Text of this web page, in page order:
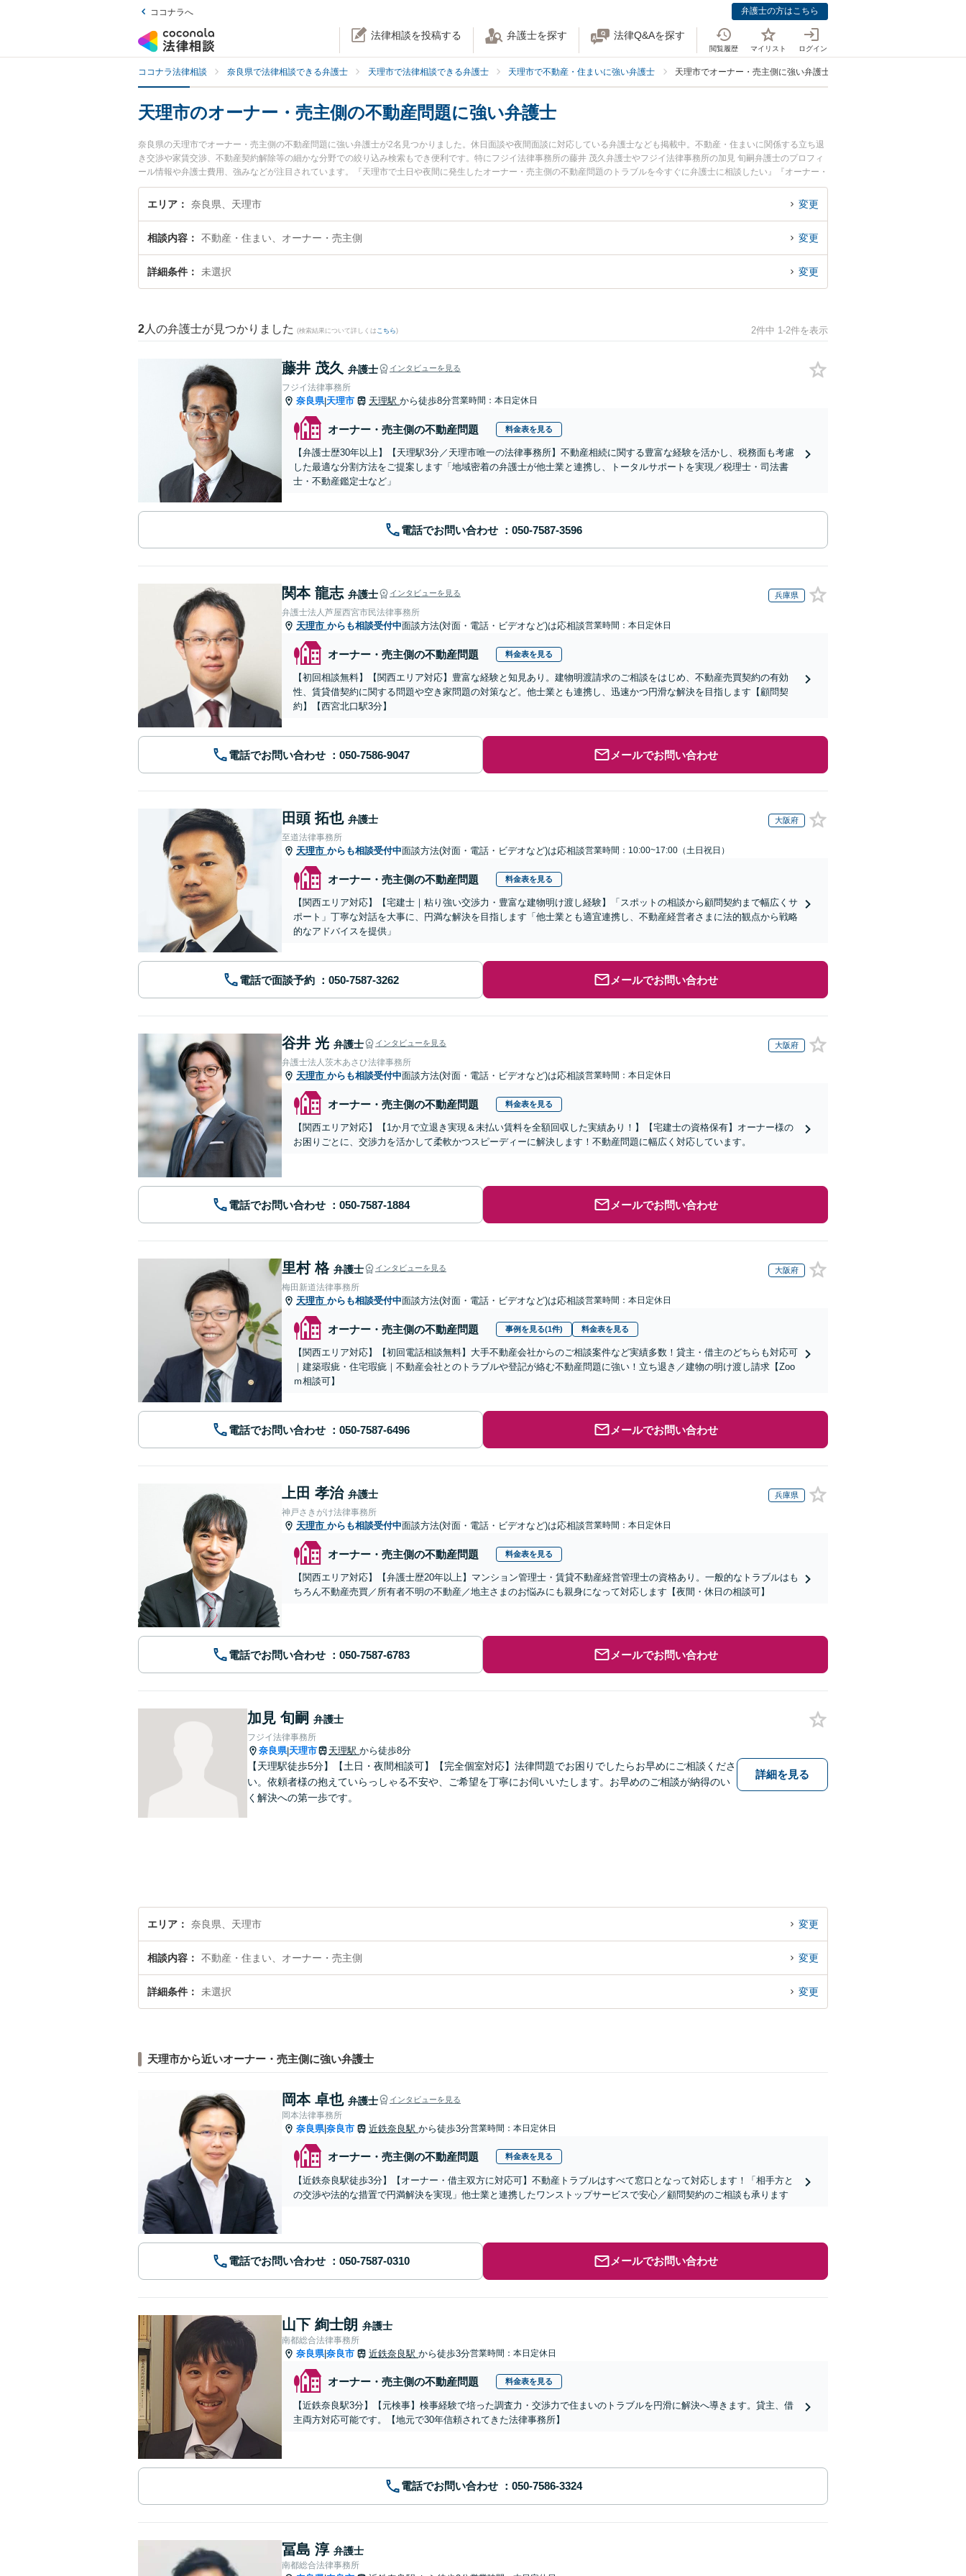
ココナラへ 弁護士の方はこちら
法律相談を投稿する 弁護士を探す 法律Q&Aを探す
閲覧履歴 マイリスト ログイン
ココナラ法律相談 奈良県で法律相談できる弁護士 天理市で法律相談できる弁護士 天理市で不動産・住まいに強い弁護士 天理市でオーナー・売主側に強い弁護士
天理市のオーナー・売主側の不動産問題に強い弁護士
奈良県の天理市でオーナー・売主側の不動産問題に強い弁護士が2名見つかりました。休日面談や夜間面談に対応している弁護士なども掲載中。不動産・住まいに関係する立ち退
き交渉や家賃交渉、不動産契約解除等の細かな分野での絞り込み検索もでき便利です。特にフジイ法律事務所の藤井 茂久弁護士やフジイ法律事務所の加見 旬嗣弁護士のプロフィ
ール情報や弁護士費用、強みなどが注目されています。『天理市で土日や夜間に発生したオーナー・売主側の不動産問題のトラブルを今すぐに弁護士に相談したい』『オーナー・
売主側の不動産問題のトラブル解決の実績豊富な近くの弁護士を検索したい』『初回相談無料でオーナー・売主側の不動産問題を法律相談できる天理市内の弁護士に相談予約した
い』などでお困りの相談者さんにおすすめです。
エリア 奈良県、天理市 変更
相談内容 不動産・住まい、オーナー・売主側 変更
詳細条件 未選択 変更
2 人の弁護士が見つかりました (検索結果について詳しくは こちら) 2件中 1-2件を表示
藤井 茂久 弁護士 インタビューを見る
フジイ法律事務所
奈良県|天理市 天理駅 から徒歩8分営業時間：本日定休日
オーナー・売主側の不動産問題 料金表を見る
【弁護士歴30年以上】【天理駅3分／天理市唯一の法律事務所】不動産相続に関する豊富な経験を活かし、税務面も考慮
した最適な分割方法をご提案します「地域密着の弁護士が他士業と連携し、トータルサポートを実現／税理士・司法書
士・不動産鑑定士など」
電話でお問い合わせ
関本 龍志 弁護士 インタビューを見る 兵庫県
弁護士法人芦屋西宮市民法律事務所
天理市 からも相談受付中面談方法(対面・電話・ビデオなど)は応相談営業時間：本日定休日
オーナー・売主側の不動産問題 料金表を見る
【初回相談無料】【関西エリア対応】豊富な経験と知見あり。建物明渡請求のご相談をはじめ、不動産売買契約の有効
性、賃貸借契約に関する問題や空き家問題の対策など。他士業とも連携し、迅速かつ円滑な解決を目指します【顧問契
約】【西宮北口駅3分】
電話でお問い合わせ メールでお問い合わせ
田頭 拓也 弁護士 大阪府
至道法律事務所
天理市 からも相談受付中面談方法(対面・電話・ビデオなど)は応相談営業時間：10:00~17:00（土日祝日）
オーナー・売主側の不動産問題 料金表を見る
【関西エリア対応】【宅建士｜粘り強い交渉力・豊富な建物明け渡し経験】「スポットの相談から顧問契約まで幅広くサ
ポート」丁寧な対話を大事に、円満な解決を目指します「他士業とも適宜連携し、不動産経営者さまに法的観点から戦略
的なアドバイスを提供」
電話で面談予約 メールでお問い合わせ
谷井 光 弁護士 インタビューを見る 大阪府
弁護士法人茨木あさひ法律事務所
天理市 からも相談受付中面談方法(対面・電話・ビデオなど)は応相談営業時間：本日定休日
オーナー・売主側の不動産問題 料金表を見る
【関西エリア対応】【1か月で立退き実現＆未払い賃料を全額回収した実績あり！】【宅建士の資格保有】オーナー様の
お困りごとに、交渉力を活かして柔軟かつスピーディーに解決します！不動産問題に幅広く対応しています。
電話でお問い合わせ メールでお問い合わせ
里村 格 弁護士 インタビューを見る 大阪府
梅田新道法律事務所
天理市 からも相談受付中面談方法(対面・電話・ビデオなど)は応相談営業時間：本日定休日
オーナー・売主側の不動産問題 事例を見る(1件) 料金表を見る
【関西エリア対応】【初回電話相談無料】大手不動産会社からのご相談案件など実績多数！貸主・借主のどちらも対応可
｜建築瑕疵・住宅瑕疵｜不動産会社とのトラブルや登記が絡む不動産問題に強い！立ち退き／建物の明け渡し請求【Zoo
ｍ相談可】
電話でお問い合わせ メールでお問い合わせ
上田 孝治 弁護士 兵庫県
神戸さきがけ法律事務所
天理市 からも相談受付中面談方法(対面・電話・ビデオなど)は応相談営業時間：本日定休日
オーナー・売主側の不動産問題 料金表を見る
【関西エリア対応】【弁護士歴20年以上】マンション管理士・賃貸不動産経営管理士の資格あり。一般的なトラブルはも
ちろん不動産売買／所有者不明の不動産／地主さまのお悩みにも親身になって対応します【夜間・休日の相談可】
電話でお問い合わせ メールでお問い合わせ
加見 旬嗣 弁護士
フジイ法律事務所
奈良県|天理市 天理駅 から徒歩8分
【天理駅徒歩5分】【土日・夜間相談可】【完全個室対応】法律問題でお困りでしたらお早めにご相談くださ
い。依頼者様の抱えていらっしゃる不安や、ご希望を丁寧にお伺いいたします。お早めのご相談が納得のい
く解決への第一歩です。
詳細を見る
エリア 奈良県、天理市 変更
相談内容 不動産・住まい、オーナー・売主側 変更
詳細条件 未選択 変更
天理市から近いオーナー・売主側に強い弁護士
岡本 卓也 弁護士 インタビューを見る
岡本法律事務所
奈良県|奈良市 近鉄奈良駅 から徒歩3分営業時間：本日定休日
オーナー・売主側の不動産問題 料金表を見る
【近鉄奈良駅徒歩3分】【オーナー・借主双方に対応可】不動産トラブルはすべて窓口となって対応します！「相手方と
の交渉や法的な措置で円満解決を実現」他士業と連携したワンストップサービスで安心／顧問契約のご相談も承ります
電話でお問い合わせ メールでお問い合わせ
山下 絢士朗 弁護士
南都総合法律事務所
奈良県|奈良市 近鉄奈良駅 から徒歩3分営業時間：本日定休日
オーナー・売主側の不動産問題 料金表を見る
【近鉄奈良駅3分】【元検事】検事経験で培った調査力・交渉力で住まいのトラブルを円滑に解決へ導きます。貸主、借
主両方対応可能です。【地元で30年信頼されてきた法律事務所】
電話でお問い合わせ
冨島 淳 弁護士
南都総合法律事務所